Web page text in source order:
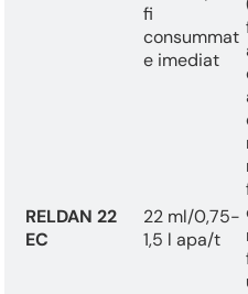
fi
consummat
e imediat
RELDAN 22
EC
22 ml/0,75-
1,5 l apa/t